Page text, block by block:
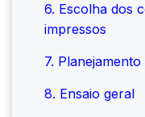
6. Escolha dos
impressos
7.
8. Ensaio geral